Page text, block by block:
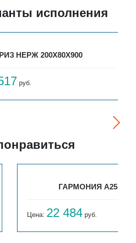
исполнения
НЕРЖ 200Х80Х900
руб.
А25 1-750-10